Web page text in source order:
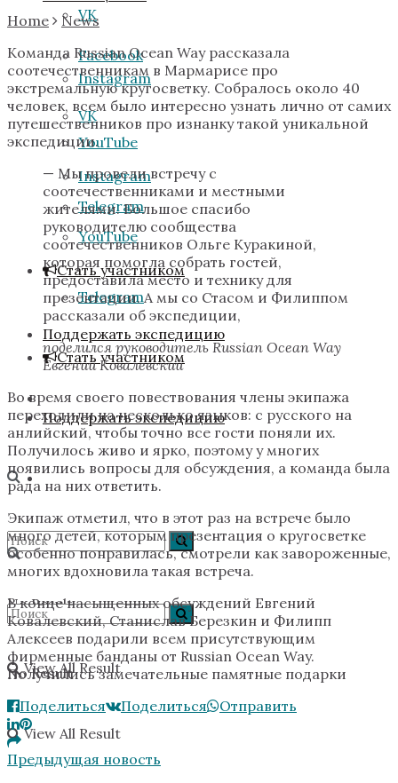
VK
Instagram
YouTube
Telegram
Стать участником
Поддержать экспедицию
No Result
View All Result
Facebook
VK
Instagram
YouTube
Telegram
Стать участником
Поддержать экспедицию
No Result
View All Result
Home
News
Команда Russian Ocean Way рассказала
соотечественникам в Мармарисе про
экстремальную кругосветку. Собралось около 40
человек, всем было интересно узнать лично от самих
путешественников про изнанку такой уникальной
экспедиции.
— Мы провели встречу с
соотечественниками и местными
жителями. Большое спасибо
руководителю сообщества
соотечественников Ольге Куракиной,
которая помогла собрать гостей,
предоставила место и технику для
презентации. А мы со Стасом и Филиппом
рассказали об экспедиции,
поделился руководитель Russian Ocean Way
Евгений Ковалевский
Во время своего повествования члены экипажа
переходили на несколько языков: с русского на
анлийский, чтобы точно все гости поняли их.
Получилось живо и ярко, поэтому у многих
появились вопросы для обсуждения, а команда была
рада на них ответить.
Экипаж отметил, что в этот раз на встрече было
много детей, которым презентация о кругосветке
особенно понравилась, смотрели как завороженные,
многих вдохновила такая встреча.
В конце насыщенных обсуждений Евгений
Ковалевский, Станислав Березкин и Филипп
Алексеев подарили всем присутствующим
фирменные банданы от Russian Ocean Way.
Получились замечательные памятные подарки
Поделиться
Поделиться Отправить
Предыдущая новость